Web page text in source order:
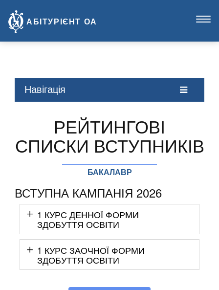
АБІТУРІЄНТ ОА
Навігація
РЕЙТИНГОВІ
СПИСКИ ВСТУПНИКІВ
БАКАЛАВР
ВСТУПНА КАМПАНІЯ 2026
1 КУРС ДЕННОЇ ФОРМИ
ЗДОБУТТЯ ОСВІТИ
1 КУРС ЗАОЧНОЇ ФОРМИ
ЗДОБУТТЯ ОСВІТИ